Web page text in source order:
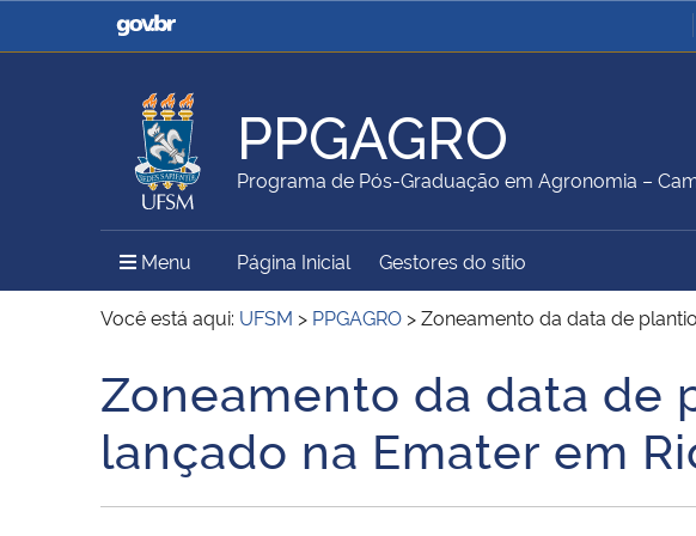
Casa Civil
Ministério da Justiça e
Ministério da
Ministério da Agricultura,
Pecuária e Abastecimento
Ministério da Educação
Ministério do Meio Ambiente Ministério do Turismo
Secretaria de Governo
Gabinete de Segurança
Institucional
Advocacia-Geral
PPGAGRO
Programa de Pós-Graduação em Agronomia –
Menu Menu Principal do Sítio
Página Inicial Gestores do sítio
Você está aqui: UFSM > PPGAGRO >Zoneamento da data de
Início do conteúdo
Zoneamento da data de
lançado na Emater em